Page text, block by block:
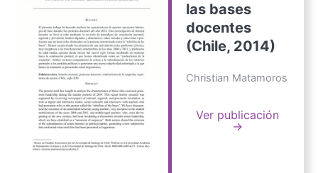
las bases
docentes
(Chile, 2014)
Christian Matamoros
Ver publicación
→